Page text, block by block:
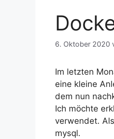
6. Oktober 2020
Im letzten
eine kleine
dem nun
Ich möchte
verwendet.
mysql.